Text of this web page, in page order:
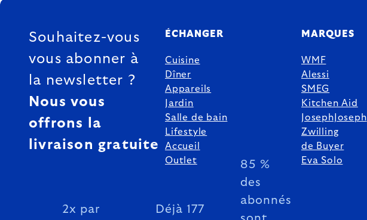
FOOTER
Souhaitez-vous
vous abonner à
la newsletter ?
Nous vous
offrons la
livraison gratuite
2x par
Déjà 177
85 %
des
abonnés
ÉCHANGER
Cuisine
Dîner
Appareils
Jardin
Salle de bain
Lifestyle
Accueil
Outlet
MARQUES
WMF
Alessi
SMEG
Kitchen Aid
JosephJoseph
Zwilling
de Buyer
Eva Solo